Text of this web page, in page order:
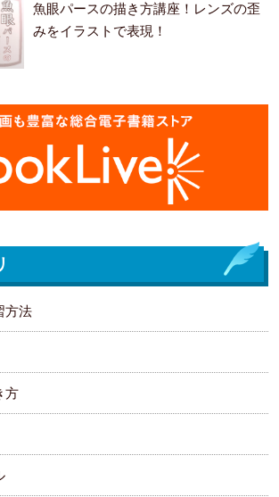
魚眼パースの描き方講座！レンズの歪
みをイラストで表現！
方法
方